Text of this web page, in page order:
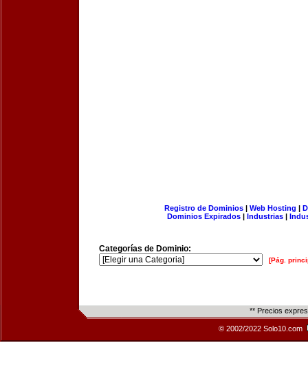
Registro de Dominios| Web Hosting |
Dominios Expirados | Industrias |
Categorías de Dominio:
[Pág.
** Precios
© 2002/2022 Solo10.com